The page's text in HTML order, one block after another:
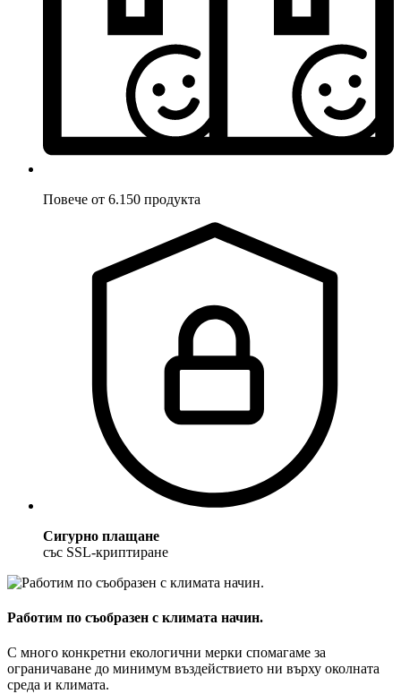
Повече от 6.150 продукта
Сигурно плащане
със SSL-криптиране
Работим по съобразен с климата начин.
С много конкретни екологични мерки спомагаме за
ограничаване до минимум въздействието ни върху околната
среда и климата.